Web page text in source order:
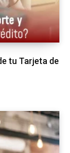
tu Tarjeta de